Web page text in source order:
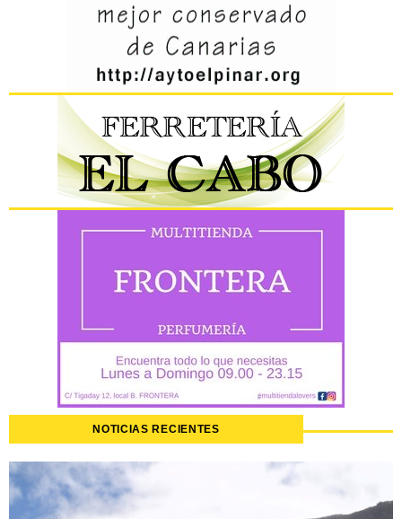
NOTICIAS RECIENTES